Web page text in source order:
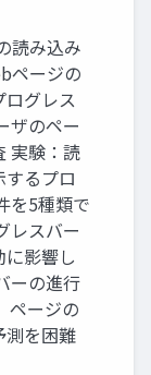
読み込み
ページの
グレス
ザのペー
実験：読
るプロ
を5種類で
レスバー
影響し
ーの進行
ページの
測を困難